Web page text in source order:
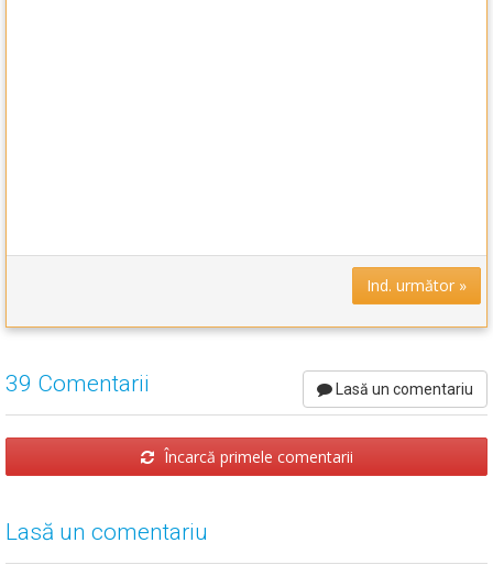
Ind. următor »
39 Comentarii Lasă un comentariu
Încarcă primele comentarii
Lasă un comentariu